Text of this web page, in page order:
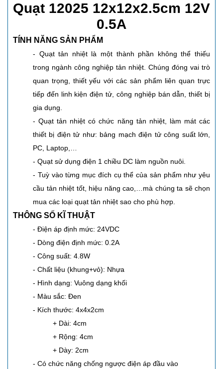
Quạt 12025 12x12x2.5cm 12V
0.5A
TÍNH NĂNG SẢN PHẨM
- Quạt tản nhiệt là một thành phần không thể thiếu
trong ngành công nghiệp tản nhiệt. Chúng đóng vai trò
quan trọng, thiết yếu với các sản phẩm liên quan trực
tiếp đến linh kiện điện tử, công nghiệp bán dẫn, thiết bị
gia dụng.
- Quạt tản nhiệt có chức năng tản nhiệt, làm mát các
thiết bị điện tử như: bảng mạch điện tử công suất lớn,
PC, Laptop,…
- Quạt sử dụng điện 1 chiều DC làm nguồn nuôi.
- Tuỳ vào từng mục đích cụ thể của sản phẩm như yêu
cầu tản nhiệt tốt, hiệu năng cao,…mà chúng ta sẽ chọn
mua các loại quạt tản nhiệt sao cho phù hợp.
THÔNG SỐ KĨ THUẬT
- Điện áp định mức: 24VDC
- Dòng điện định mức: 0.2A
- Công suất: 4.8W
- Chất liệu (khung+vỏ): Nhựa
- Hình dạng: Vuông dạng khối
- Màu sắc: Đen
- Kích thước: 4x4x2cm
+ Dài: 4cm
+ Rộng: 4cm
+ Dày: 2cm
- Có chức năng chống ngược điện áp đầu vào